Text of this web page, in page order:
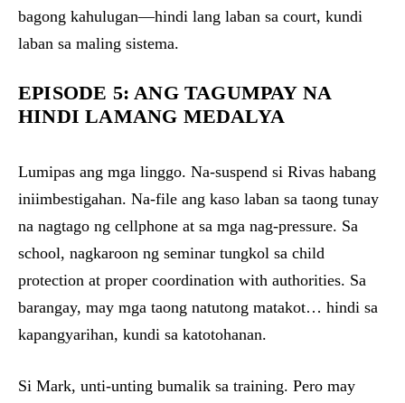
bagong kahulugan—hindi lang laban sa court, kundi
laban sa maling sistema.
EPISODE 5: ANG TAGUMPAY NA
HINDI LAMANG MEDALYA
Lumipas ang mga linggo. Na-suspend si Rivas habang
iniimbestigahan. Na-file ang kaso laban sa taong tunay
na nagtago ng cellphone at sa mga nag-pressure. Sa
school, nagkaroon ng seminar tungkol sa child
protection at proper coordination with authorities. Sa
barangay, may mga taong natutong matakot… hindi sa
kapangyarihan, kundi sa katotohanan.
Si Mark, unti-unting bumalik sa training. Pero may